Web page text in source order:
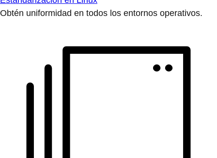
Obtén uniformidad en todos los entornos operativos.